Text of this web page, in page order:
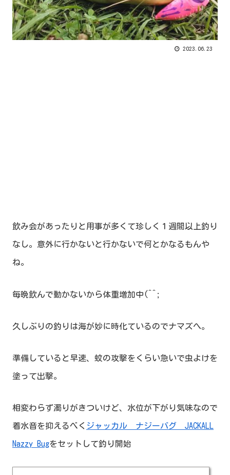
2023.06.23
飲み会があったりと用事が多くて珍しく１週間以上釣り
なし。意外に行かないと行かないで何とかなるもんや
ね。
毎晩飲んで動かないから体重増加中(^^;
久しぶりの釣りは海が妙に時化ているのでナマズへ。
準備していると早速、蚊の攻撃をくらい急いで虫よけを
塗って出撃。
相変わらず濁りがきついけど、水位が下がり気味なので
着水音を抑えるべく ジャッカル ナジーバグ JACKALL
Nazzy Bugをセットして釣り開始